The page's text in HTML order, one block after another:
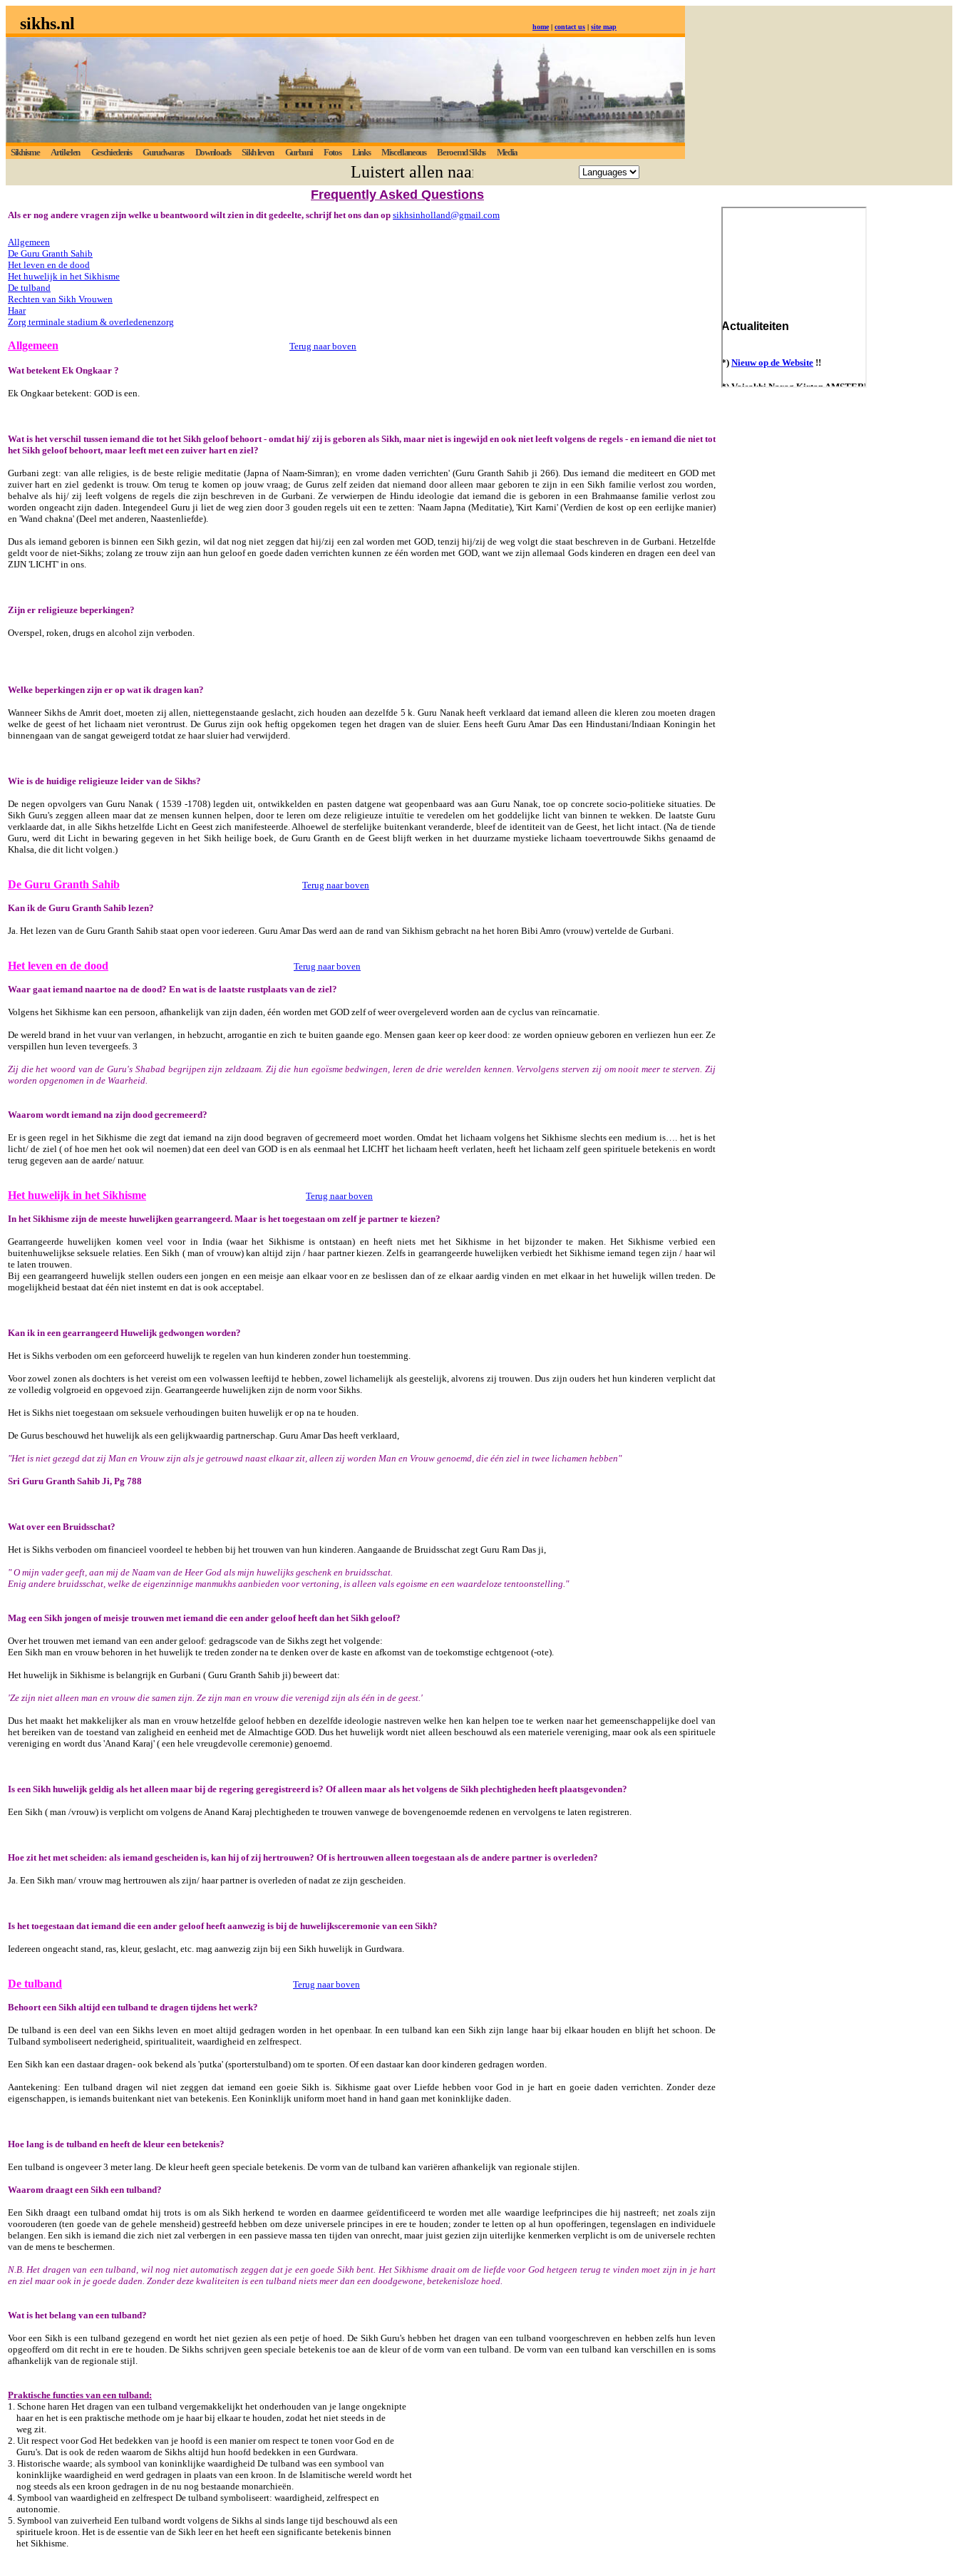
sikhs.nl home| contact us | site map
Sikhisme Artikelen Geschiedenis Gurudwaras Downloads Sikh leven Gurbani Fotos Links Miscellaneous Beroemd Sikhs Media
Luistert allen naar de eeuwige waarheid; degene die lief heeft zal God verkrijgen. -Guru
Frequently Asked Questions
Als er nog andere vragen zijn welke u beantwoord wilt zien in dit gedeelte, schrijf het ons dan op sikhsinholland@gmail.com
Allgemeen
De Guru Granth Sahib
Het leven en de dood
Het huwelijk in het Sikhisme
De tulband
Rechten van Sikh Vrouwen
Haar
Zorg terminale stadium & overledenenzorg
Allgemeen Terug naar boven
Wat betekent Ek Ongkaar ?
Ek Ongkaar betekent: GOD is een.
Wat is het verschil tussen iemand die tot het Sikh geloof behoort - omdat hij/ zij is geboren als Sikh, maar niet is ingewijd en ook niet leeft volgens de regels - en iemand die niet tot
het Sikh geloof behoort, maar leeft met een zuiver hart en ziel?
Gurbani zegt: van alle religies, is de beste religie meditatie (Japna of Naam-Simran); en vrome daden verrichten' (Guru Granth Sahib ji 266). Dus iemand die mediteert en GOD met
zuiver hart en ziel gedenkt is trouw. Om terug te komen op jouw vraag; de Gurus zelf zeiden dat niemand door alleen maar geboren te zijn in een Sikh familie verlost zou worden,
behalve als hij/ zij leeft volgens de regels die zijn beschreven in de Gurbani. Ze verwierpen de Hindu ideologie dat iemand die is geboren in een Brahmaanse familie verlost zou
worden ongeacht zijn daden. Integendeel Guru ji liet de weg zien door 3 gouden regels uit een te zetten: 'Naam Japna (Meditatie), 'Kirt Karni' (Verdien de kost op een eerlijke manier)
en 'Wand chakna' (Deel met anderen, Naastenliefde).
Dus als iemand geboren is binnen een Sikh gezin, wil dat nog niet zeggen dat hij/zij een zal worden met GOD, tenzij hij/zij de weg volgt die staat beschreven in de Gurbani. Hetzelfde
geldt voor de niet-Sikhs; zolang ze trouw zijn aan hun geloof en goede daden verrichten kunnen ze één worden met GOD, want we zijn allemaal Gods kinderen en dragen een deel van
ZIJN 'LICHT' in ons.
Zijn er religieuze beperkingen?
Overspel, roken, drugs en alcohol zijn verboden.
Welke beperkingen zijn er op wat ik dragen kan?
Wanneer Sikhs de Amrit doet, moeten zij allen, niettegenstaande geslacht, zich houden aan dezelfde 5 k. Guru Nanak heeft verklaard dat iemand alleen die kleren zou moeten dragen
welke de geest of het lichaam niet verontrust. De Gurus zijn ook heftig opgekomen tegen het dragen van de sluier. Eens heeft Guru Amar Das een Hindustani/Indiaan Koningin het
binnengaan van de sangat geweigerd totdat ze haar sluier had verwijderd.
Wie is de huidige religieuze leider van de Sikhs?
De negen opvolgers van Guru Nanak ( 1539 -1708) legden uit, ontwikkelden en pasten datgene wat geopenbaard was aan Guru Nanak, toe op concrete socio-politieke situaties. De
Sikh Guru's zeggen alleen maar dat ze mensen kunnen helpen, door te leren om deze religieuze intuïtie te veredelen om het goddelijke licht van binnen te wekken. De laatste Guru
verklaarde dat, in alle Sikhs hetzelfde Licht en Geest zich manifesteerde. Alhoewel de sterfelijke buitenkant veranderde, bleef de identiteit van de Geest, het licht intact. (Na de tiende
Guru, werd dit Licht in bewaring gegeven in het Sikh heilige boek, de Guru Granth en de Geest blijft werken in het duurzame mystieke lichaam toevertrouwde Sikhs genaamd de
Khalsa, die dit licht volgen.)
De Guru Granth Sahib Terug naar boven
Kan ik de Guru Granth Sahib lezen?
Ja. Het lezen van de Guru Granth Sahib staat open voor iedereen. Guru Amar Das werd aan de rand van Sikhism gebracht na het horen Bibi Amro (vrouw) vertelde de Gurbani.
Het leven en de dood Terug naar boven
Waar gaat iemand naartoe na de dood? En wat is de laatste rustplaats van de ziel?
Volgens het Sikhisme kan een persoon, afhankelijk van zijn daden, één worden met GOD zelf of weer overgeleverd worden aan de cyclus van reïncarnatie.
De wereld brand in het vuur van verlangen, in hebzucht, arrogantie en zich te buiten gaande ego. Mensen gaan keer op keer dood: ze worden opnieuw geboren en verliezen hun eer. Ze
verspillen hun leven tevergeefs. 3
Zij die het woord van de Guru's Shabad begrijpen zijn zeldzaam. Zij die hun egoïsme bedwingen, leren de drie werelden kennen. Vervolgens sterven zij om nooit meer te sterven. Zij
worden opgenomen in de Waarheid.
Waarom wordt iemand na zijn dood gecremeerd?
Er is geen regel in het Sikhisme die zegt dat iemand na zijn dood begraven of gecremeerd moet worden. Omdat het lichaam volgens het Sikhisme slechts een medium is…. het is het
licht/ de ziel ( of hoe men het ook wil noemen) dat een deel van GOD is en als eenmaal het LICHT het lichaam heeft verlaten, heeft het lichaam zelf geen spirituele betekenis en wordt
terug gegeven aan de aarde/ natuur.
Het huwelijk in het Sikhisme Terug naar boven
In het Sikhisme zijn de meeste huwelijken gearrangeerd. Maar is het toegestaan om zelf je partner te kiezen?
Gearrangeerde huwelijken komen veel voor in India (waar het Sikhisme is ontstaan) en heeft niets met het Sikhisme in het bijzonder te maken. Het Sikhisme verbied een
buitenhuwelijkse seksuele relaties. Een Sikh ( man of vrouw) kan altijd zijn / haar partner kiezen. Zelfs in gearrangeerde huwelijken verbiedt het Sikhisme iemand tegen zijn / haar wil
te laten trouwen.
Bij een gearrangeerd huwelijk stellen ouders een jongen en een meisje aan elkaar voor en ze beslissen dan of ze elkaar aardig vinden en met elkaar in het huwelijk willen treden. De
mogelijkheid bestaat dat één niet instemt en dat is ook acceptabel.
Kan ik in een gearrangeerd Huwelijk gedwongen worden?
Het is Sikhs verboden om een geforceerd huwelijk te regelen van hun kinderen zonder hun toestemming.
Voor zowel zonen als dochters is het vereist om een volwassen leeftijd te hebben, zowel lichamelijk als geestelijk, alvorens zij trouwen. Dus zijn ouders het hun kinderen verplicht dat
ze volledig volgroeid en opgevoed zijn. Gearrangeerde huwelijken zijn de norm voor Sikhs.
Het is Sikhs niet toegestaan om seksuele verhoudingen buiten huwelijk er op na te houden.
De Gurus beschouwd het huwelijk als een gelijkwaardig partnerschap. Guru Amar Das heeft verklaard,
"Het is niet gezegd dat zij Man en Vrouw zijn als je getrouwd naast elkaar zit, alleen zij worden Man en Vrouw genoemd, die één ziel in twee lichamen hebben"
Sri Guru Granth Sahib Ji, Pg 788
Wat over een Bruidsschat?
Het is Sikhs verboden om financieel voordeel te hebben bij het trouwen van hun kinderen. Aangaande de Bruidsschat zegt Guru Ram Das ji,
" O mijn vader geeft, aan mij de Naam van de Heer God als mijn huwelijks geschenk en bruidsschat.
Enig andere bruidsschat, welke de eigenzinnige manmukhs aanbieden voor vertoning, is alleen vals egoisme en een waardeloze tentoonstelling."
Mag een Sikh jongen of meisje trouwen met iemand die een ander geloof heeft dan het Sikh geloof?
Over het trouwen met iemand van een ander geloof: gedragscode van de Sikhs zegt het volgende:
Een Sikh man en vrouw behoren in het huwelijk te treden zonder na te denken over de kaste en afkomst van de toekomstige echtgenoot (-ote).
Het huwelijk in Sikhisme is belangrijk en Gurbani ( Guru Granth Sahib ji) beweert dat:
'Ze zijn niet alleen man en vrouw die samen zijn. Ze zijn man en vrouw die verenigd zijn als één in de geest.'
Dus het maakt het makkelijker als man en vrouw hetzelfde geloof hebben en dezelfde ideologie nastreven welke hen kan helpen toe te werken naar het gemeenschappelijke doel van
het bereiken van de toestand van zaligheid en eenheid met de Almachtige GOD. Dus het huwelijk wordt niet alleen beschouwd als een materiele vereniging, maar ook als een spirituele
vereniging en wordt dus 'Anand Karaj' ( een hele vreugdevolle ceremonie) genoemd.
Is een Sikh huwelijk geldig als het alleen maar bij de regering geregistreerd is? Of alleen maar als het volgens de Sikh plechtigheden heeft plaatsgevonden?
Een Sikh ( man /vrouw) is verplicht om volgens de Anand Karaj plechtigheden te trouwen vanwege de bovengenoemde redenen en vervolgens te laten registreren.
Hoe zit het met scheiden: als iemand gescheiden is, kan hij of zij hertrouwen? Of is hertrouwen alleen toegestaan als de andere partner is overleden?
Ja. Een Sikh man/ vrouw mag hertrouwen als zijn/ haar partner is overleden of nadat ze zijn gescheiden.
Is het toegestaan dat iemand die een ander geloof heeft aanwezig is bij de huwelijksceremonie van een Sikh?
Iedereen ongeacht stand, ras, kleur, geslacht, etc. mag aanwezig zijn bij een Sikh huwelijk in Gurdwara.
De tulband Terug naar boven
Behoort een Sikh altijd een tulband te dragen tijdens het werk?
De tulband is een deel van een Sikhs leven en moet altijd gedragen worden in het openbaar. In een tulband kan een Sikh zijn lange haar bij elkaar houden en blijft het schoon. De
Tulband symboliseert nederigheid, spiritualiteit, waardigheid en zelfrespect.
Een Sikh kan een dastaar dragen- ook bekend als 'putka' (sporterstulband) om te sporten. Of een dastaar kan door kinderen gedragen worden.
Aantekening: Een tulband dragen wil niet zeggen dat iemand een goeie Sikh is. Sikhisme gaat over Liefde hebben voor God in je hart en goeie daden verrichten. Zonder deze
eigenschappen, is iemands buitenkant niet van betekenis. Een Koninklijk uniform moet hand in hand gaan met koninklijke daden.
Hoe lang is de tulband en heeft de kleur een betekenis?
Een tulband is ongeveer 3 meter lang. De kleur heeft geen speciale betekenis. De vorm van de tulband kan variëren afhankelijk van regionale stijlen.
Waarom draagt een Sikh een tulband?
Een Sikh draagt een tulband omdat hij trots is om als Sikh herkend te worden en daarmee geïdentificeerd te worden met alle waardige leefprincipes die hij nastreeft; net zoals zijn
voorouderen (ten goede van de gehele mensheid) gestreefd hebben om deze universele principes in ere te houden; zonder te letten op al hun opofferingen, tegenslagen en individuele
belangen. Een sikh is iemand die zich niet zal verbergen in een passieve massa ten tijden van onrecht, maar juist gezien zijn uiterlijke kenmerken verplicht is om de universele rechten
van de mens te beschermen.
N.B. Het dragen van een tulband, wil nog niet automatisch zeggen dat je een goede Sikh bent. Het Sikhisme draait om de liefde voor God hetgeen terug te vinden moet zijn in je hart
en ziel maar ook in je goede daden. Zonder deze kwaliteiten is een tulband niets meer dan een doodgewone, betekenisloze hoed.
Wat is het belang van een tulband?
Voor een Sikh is een tulband gezegend en wordt het niet gezien als een petje of hoed. De Sikh Guru's hebben het dragen van een tulband voorgeschreven en hebben zelfs hun leven
opgeofferd om dit recht in ere te houden. De Sikhs schrijven geen speciale betekenis toe aan de kleur of de vorm van een tulband. De vorm van een tulband kan verschillen en is soms
afhankelijk van de regionale stijl.
Praktische functies van een tulband:
1. Schone haren Het dragen van een tulband vergemakkelijkt het onderhouden van je lange ongeknipte
haar en het is een praktische methode om je haar bij elkaar te houden, zodat het niet steeds in de
weg zit.
2. Uit respect voor God Het bedekken van je hoofd is een manier om respect te tonen voor God en de
Guru's. Dat is ook de reden waarom de Sikhs altijd hun hoofd bedekken in een Gurdwara.
3. Historische waarde; als symbool van koninklijke waardigheid De tulband was een symbool van
koninklijke waardigheid en werd gedragen in plaats van een kroon. In de Islamitische wereld wordt het
nog steeds als een kroon gedragen in de nu nog bestaande monarchieën.
4. Symbool van waardigheid en zelfrespect De tulband symboliseert: waardigheid, zelfrespect en
autonomie.
5. Symbool van zuiverheid Een tulband wordt volgens de Sikhs al sinds lange tijd beschouwd als een
spirituele kroon. Het is de essentie van de Sikh leer en het heeft een significante betekenis binnen
het Sikhisme.